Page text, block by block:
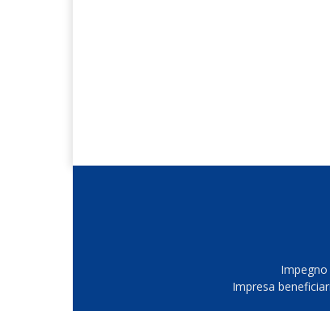
Impegno
Impresa